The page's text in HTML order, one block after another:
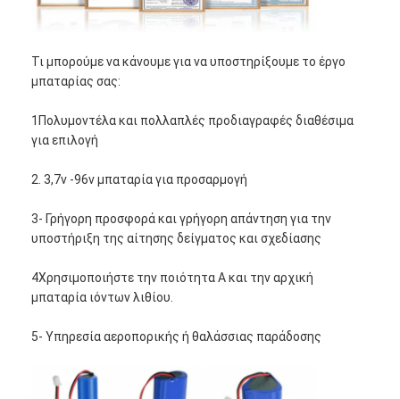
Τι μπορούμε να κάνουμε για να υποστηρίξουμε το έργο
μπαταρίας σας:
1Πολυμοντέλα και πολλαπλές προδιαγραφές διαθέσιμα
για επιλογή
2. 3,7v -96v μπαταρία για προσαρμογή
3- Γρήγορη προσφορά και γρήγορη απάντηση για την
υποστήριξη της αίτησης δείγματος και σχεδίασης
4Χρησιμοποιήστε την ποιότητα Α και την αρχική
μπαταρία ιόντων λιθίου.
5- Υπηρεσία αεροπορικής ή θαλάσσιας παράδοσης